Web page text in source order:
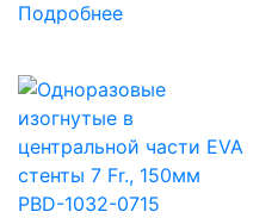
Подробнее